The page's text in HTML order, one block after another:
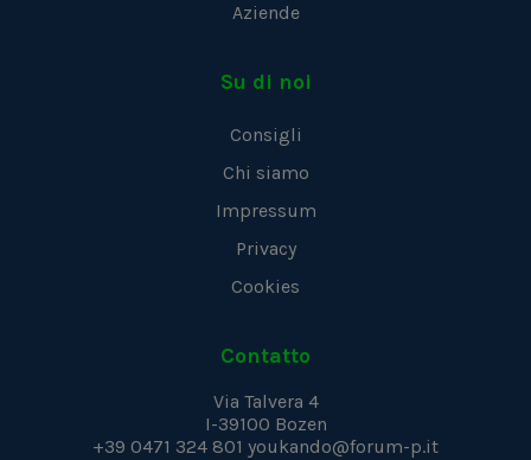
Aziende
Su di noi
Consigli
Chi siamo
Impressum
Privacy
Cookies
Contatto
Via Talvera 4
I-39100 Bozen
+39 0471 324 801 youkando@forum-p.it